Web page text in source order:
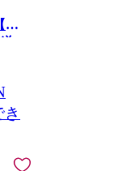
配
・
内
】